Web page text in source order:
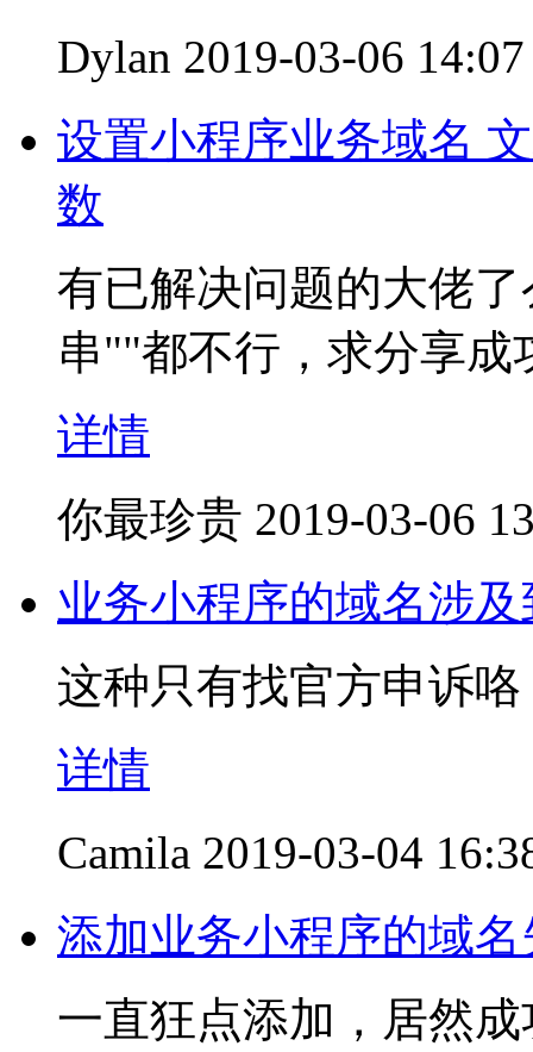
Dylan 2019-03-06 14:07
设置小程序业务域名
数
有已解决问题的大佬
串""都不行，求分享成
详情
你最珍贵 2019-03-06
业务小程序的域名涉
这种只有找官方申诉咯
详情
Camila 2019-03-04
添加业务小程序的域名
一直狂点添加，居然